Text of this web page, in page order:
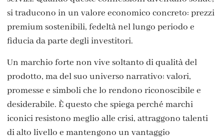
si traducono in un valore economico concreto: prezzi
premium sostenibili, fedeltà nel lungo periodo e
fiducia da parte degli investitori.
Un marchio forte non vive soltanto di qualità del
prodotto, ma del suo universo narrativo: valori,
promesse e simboli che lo rendono riconoscibile e
desiderabile. È questo che spiega perché marchi
iconici resistono meglio alle crisi, attraggono talenti
di alto livello e mantengono un vantaggio